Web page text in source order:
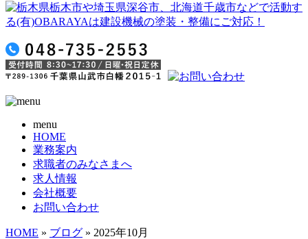
menu
HOME
業務案内
求職者のみなさまへ
求人情報
会社概要
お問い合わせ
HOME » ブログ » 2025年10月